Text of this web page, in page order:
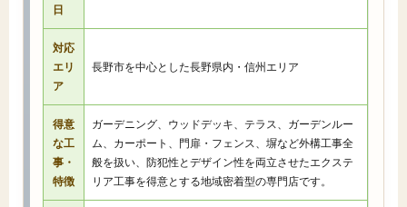
日
対応
エリ
ア
長野市を中心とした長野県内・信州エリア
得意
な工
事・
特徴
ガーデニング、ウッドデッキ、テラス、ガーデンルー
ム、カーポート、門扉・フェンス、塀など外構工事全
般を扱い、防犯性とデザイン性を両立させたエクステ
リア工事を得意とする地域密着型の専門店です。